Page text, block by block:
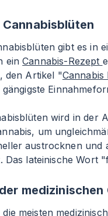
gibt es in
einCannabis-Rezept
den Artikel "Cannabis
wird in der
um
austrocknen und
Das lateinische
die meisten